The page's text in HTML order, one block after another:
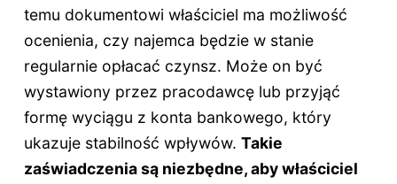
temu dokumentowi właściciel ma możliwość
ocenienia, czy najemca będzie w stanie
regularnie opłacać czynsz. Może on być
wystawiony przez pracodawcę lub przyjąć
formę wyciągu z konta bankowego, który
ukazuje stabilność wpływów. Takie
zaświadczenia są niezbędne, aby właściciel